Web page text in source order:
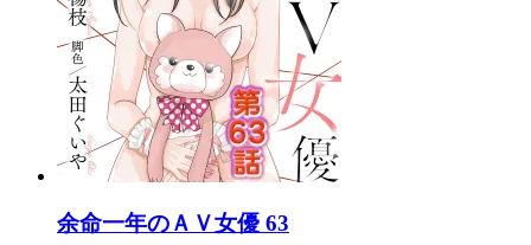
余命一年のＡＶ女優 63